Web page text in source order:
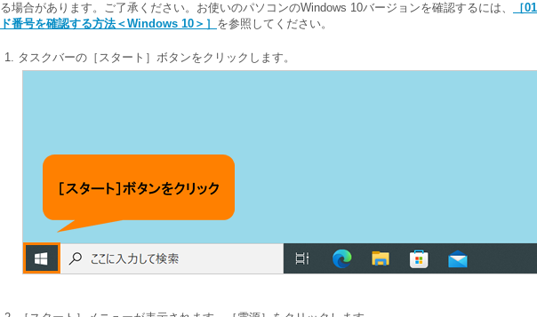
る場合があります。ご了承ください。お使いのパソコンのWindows 10バージョンを確認するには、
［
ド番号を確認する方法＜Windows 10＞］ を参照してください。
タスクバーの［スタート］ボタンをクリックします。